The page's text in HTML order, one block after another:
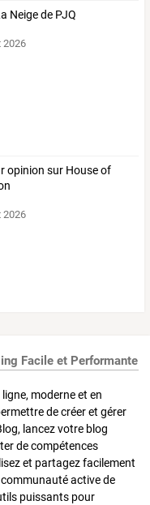
Neige de PJQ
2026
opinion sur House of
2026
Facile et Performante
moderne et en
de créer et gérer
lancez votre blog
de compétences
et partagez facilement
active de
puissants pour